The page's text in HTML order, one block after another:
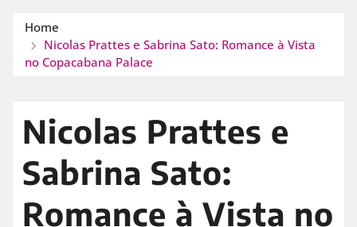
Home
Nicolas Prattes e Sabrina Sato: Romance à Vista
no Copacabana Palace
Nicolas Prattes e
Sabrina Sato:
Romance à Vista no